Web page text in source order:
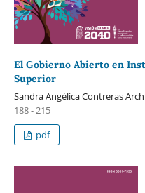
El Gobierno Abierto en
Superior
Sandra Angélica Contreras
188 - 215
pdf